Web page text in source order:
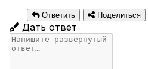
Ответить Поделиться
Дать ответ